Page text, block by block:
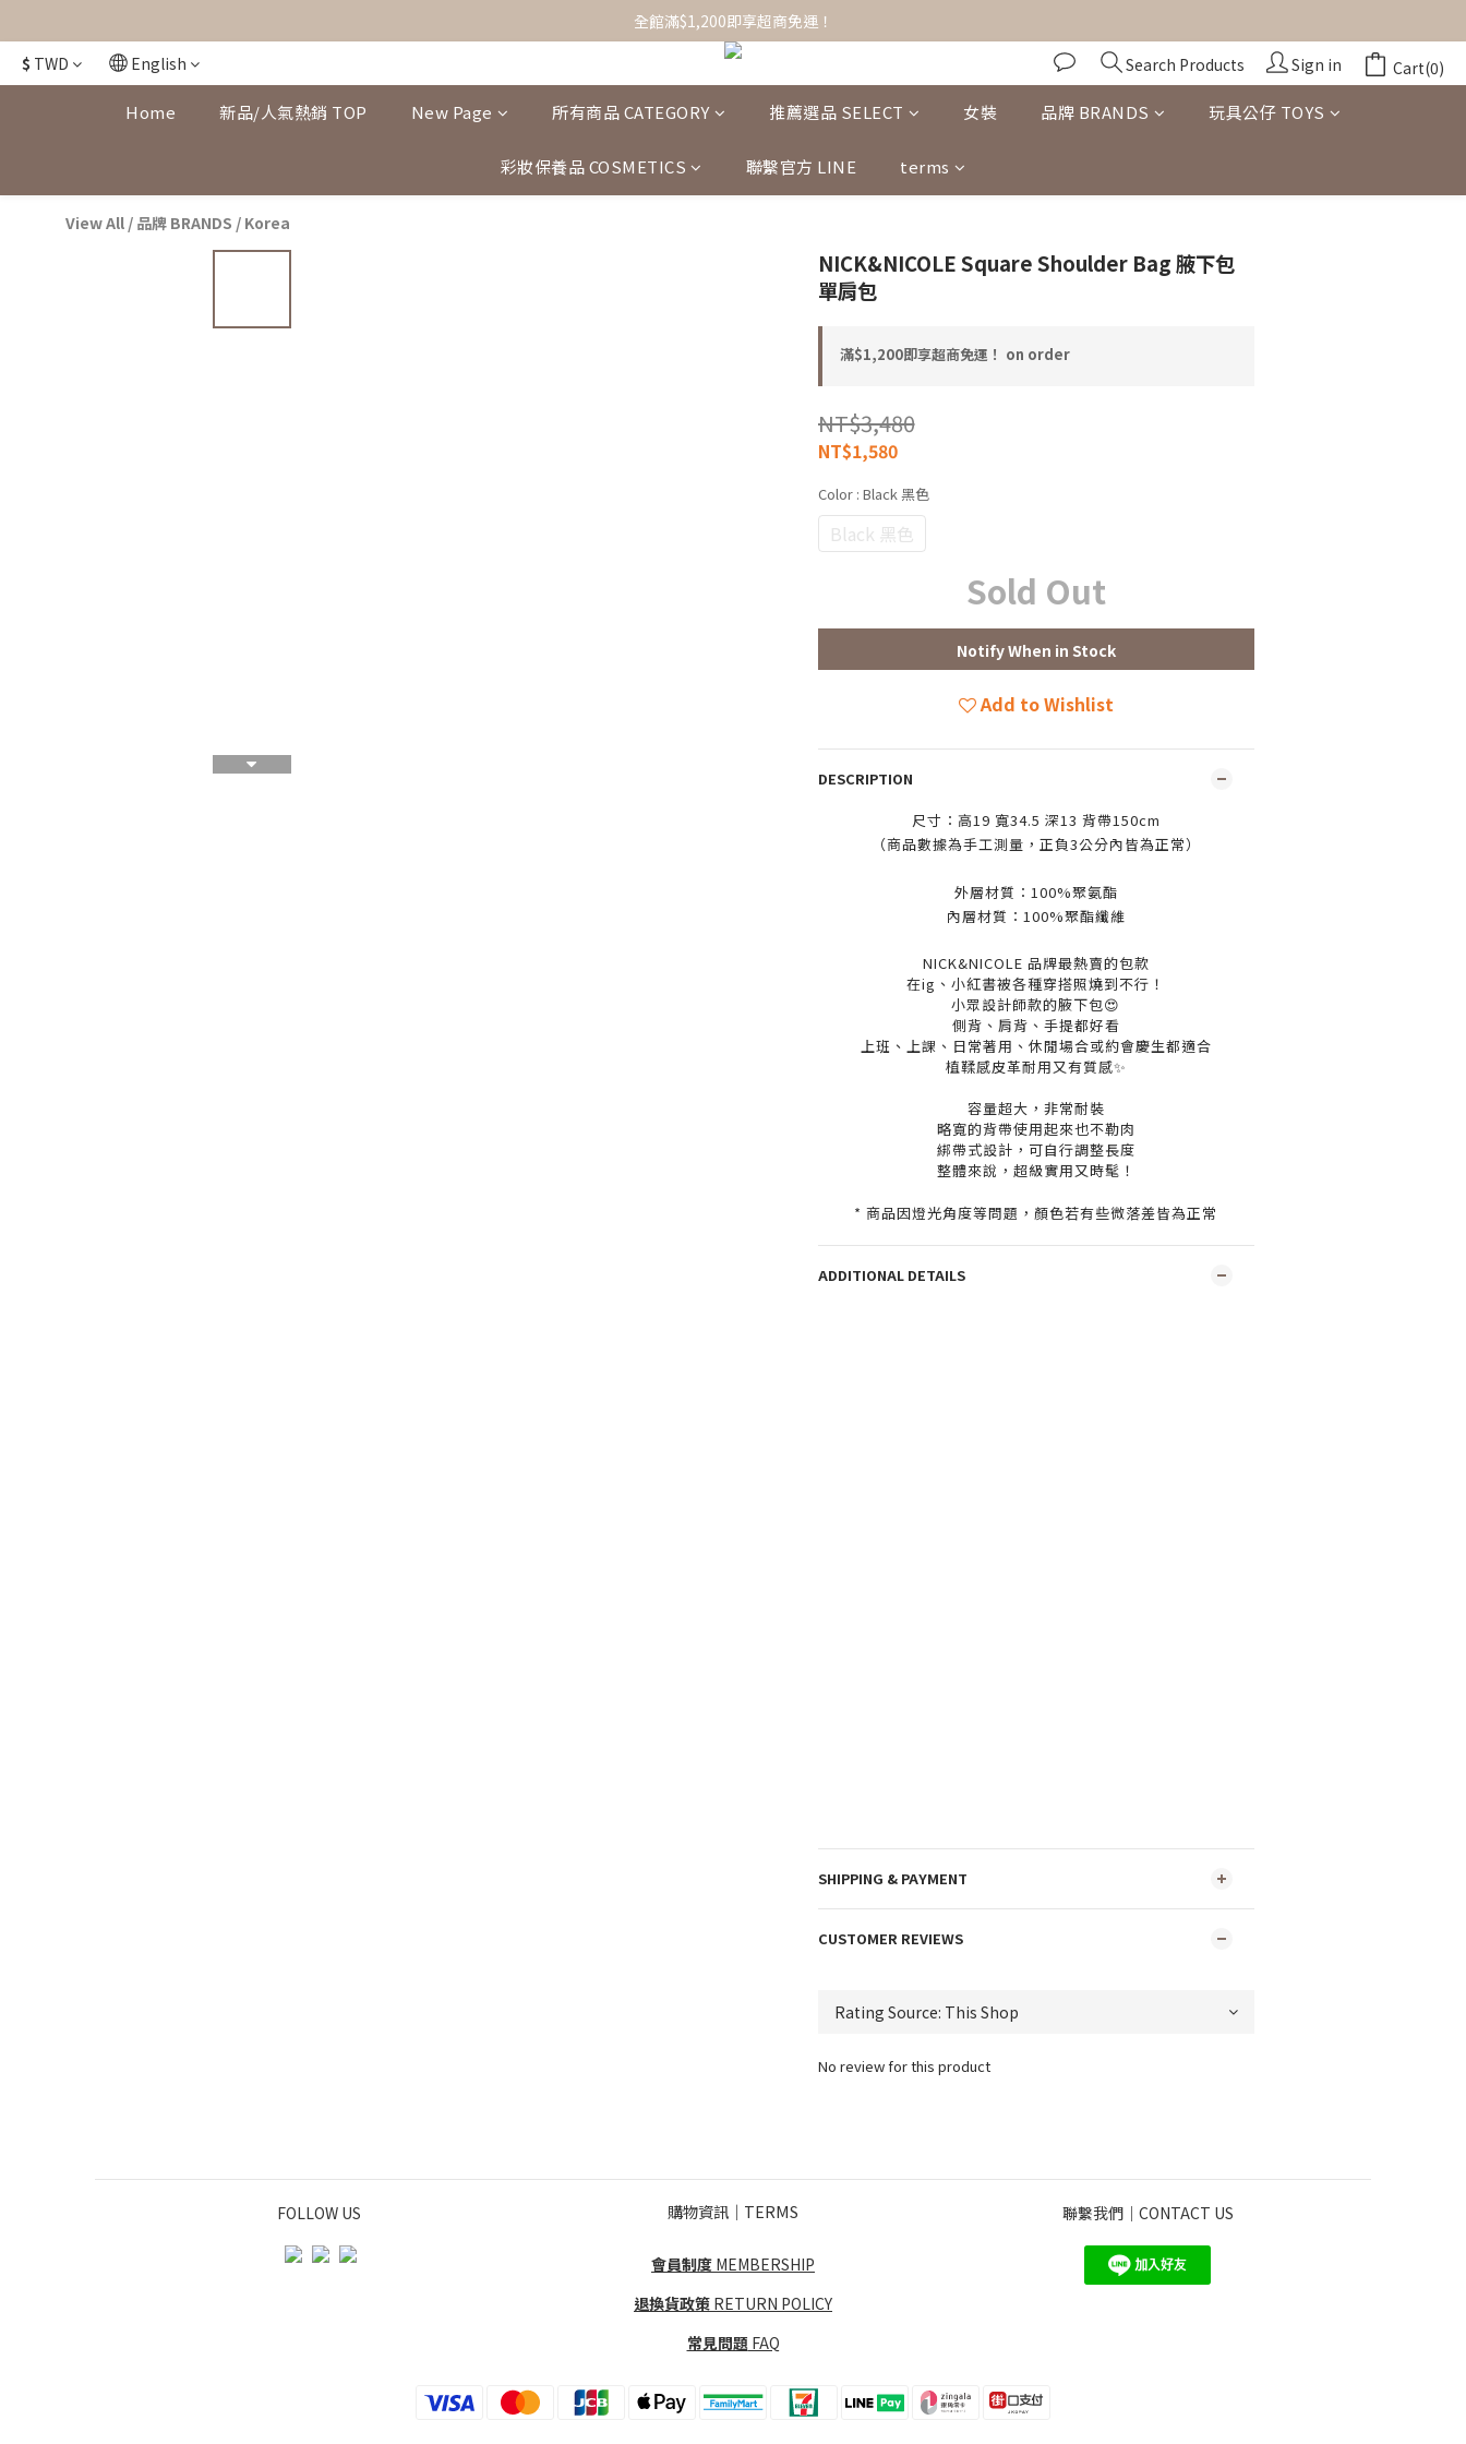
全館滿$1,200即享超商免運！
全館滿$1,200即享超商免運！
選品服飾/女裝/配件小物，任搭1+1免運！
全館滿$1,200即享超商免運！
$ TWD English Search Products Sign in Cart(0)
Home 新品/人氣熱銷 TOP New Page 所有商品 CATEGORY 推薦選品 SELECT 女裝 品牌 BRANDS 玩具公仔 TOYS
彩妝保養品 COSMETICS 聯繫官方 LINE terms
View All / 品牌 BRANDS / Korea
NICK&NICOLE Square Shoulder Bag 腋下包
單肩包
滿$1,200即享超商免運！ on order
NT$3,480
NT$1,580
Color : Black 黑色
Black 黑色
Sold Out
Notify When in Stock
Add to Wishlist
DESCRIPTION
尺寸：高19 寬34.5 深13 背帶150cm
（商品數據為手工測量，正負3公分內皆為正常）
外層材質： 100%聚氨酯
內層材質： 100%聚酯纖維
NICK&NICOLE 品牌最熱賣的包款
在ig、小紅書被各種穿搭照燒到不行！
小眾設計師款的腋下包😍
側背、肩背、手提都好看
上班、上課、日常著用、休閒場合或約會慶生都適合
植鞣感皮革耐用又有質感✨
容量超大，非常耐裝
略寬的背帶使用起來也不勒肉
綁帶式設計，可自行調整長度
整體來說，超級實用又時髦！
* 商品因燈光角度等問題，顏色若有些微落差皆為正常
ADDITIONAL DETAILS
SHIPPING & PAYMENT
CUSTOMER REVIEWS
No review for this product
FOLLOW US 購物資訊｜TERMS
會員制度 MEMBERSHIP
退換貨政策 RETURN POLICY
常見問題FAQ
聯繫我們｜CONTACT US